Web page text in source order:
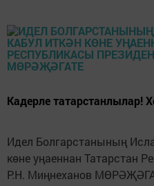
Кадерле татарстанлылар!
Идел Болгарстанының
көне уңаеннан Татарстан
Р.Н. Миңнеханов